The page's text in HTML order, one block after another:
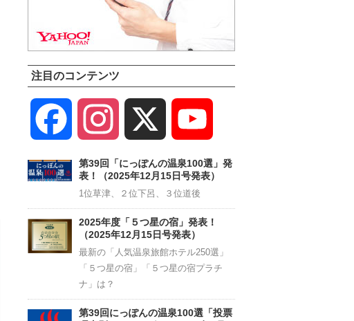
注目のコンテンツ
Facebook Instagram
Channel
第39回「にっぽんの温泉100選」発
表！（2025年12月15日号発表）
1位草津、２位下呂、３位道後
2025年度「５つ星の宿」発表！
（2025年12月15日号発表）
最新の「人気温泉旅館ホテル250選」
「５つ星の宿」「５つ星の宿プラチ
ナ」は？
第39回にっぽんの温泉100選「投票